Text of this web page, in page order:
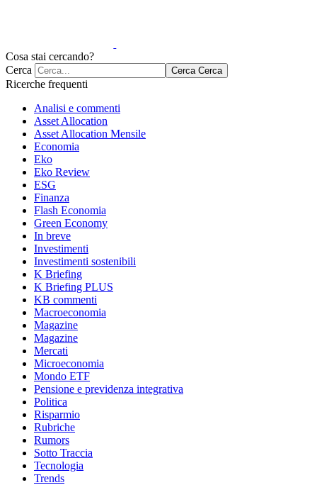
Cosa stai cercando?
Cerca
Cerca Cerca
Ricerche frequenti
Analisi e commenti
Asset Allocation
Asset Allocation Mensile
Economia
Eko
Eko Review
ESG
Finanza
Flash Economia
Green Economy
In breve
Investimenti
Investimenti sostenibili
K Briefing
K Briefing PLUS
KB commenti
Macroeconomia
Magazine
Magazine
Mercati
Microeconomia
Mondo ETF
Pensione e previdenza integrativa
Politica
Risparmio
Rubriche
Rumors
Sotto Traccia
Tecnologia
Trends